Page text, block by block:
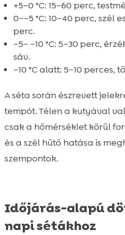
+5–0 °C: 15–60 perc,
0––5 °C: 10–40 perc, szél
perc.
–5– –10 °C: 5–30 perc,
sáv.
–10 °C alatt: 5–10 perces,
A séta során észrevett
tempót. Télen a kutyával
csak a hőmérséklet körül
és a szél hűtő hatása is
szempontok.
Időjárás-alapú
napi sétákhoz